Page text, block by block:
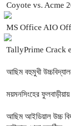
Coyote vs. Acme
MS Office AIO
TallyPrime Crack
আছিম বহুমুখী
ময়মনসিংহের
আছিম আইডিয়াল উচ্চ